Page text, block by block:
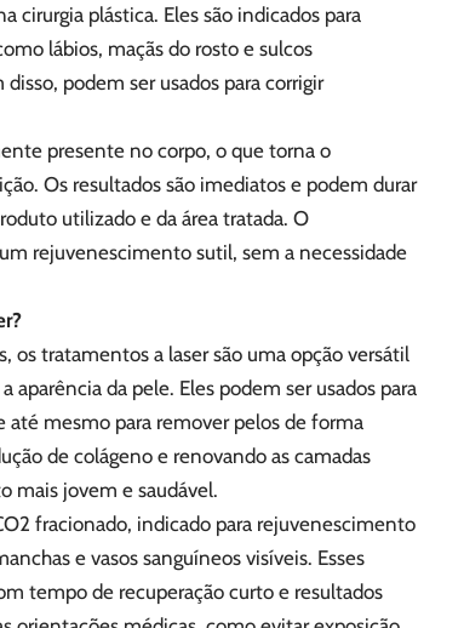
plástica. Eles são indicados para
lábios, maçãs do rosto e sulcos
podem ser usados para corrigir
presente no corpo, o que torna o
Os resultados são imediatos e podem durar
utilizado e da área tratada. O
rejuvenescimento sutil, sem a necessidade
os tratamentos a laser são uma opção versátil
da pele. Eles podem ser usados para
até mesmo para remover pelos de forma
de colágeno e renovando as camadas
mais jovem e saudável.
fracionado, indicado para rejuvenescimento
e vasos sanguíneos visíveis. Esses
tempo de recuperação curto e resultados